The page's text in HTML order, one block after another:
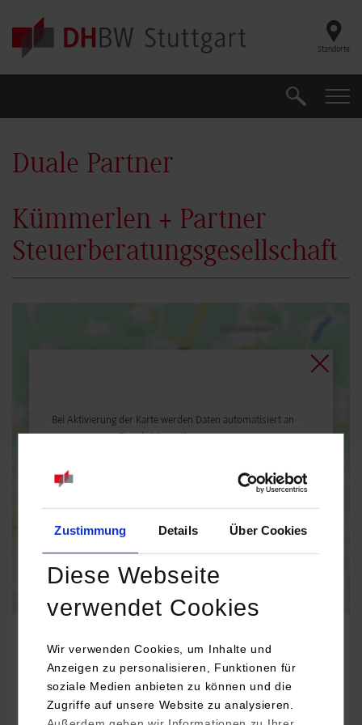
Zustimmung Details Über Cookies
Diese Webseite
verwendet Cookies
Wir verwenden Cookies, um Inhalte und
Anzeigen zu personalisieren, Funktionen für
soziale Medien anbieten zu können und die
Zugriffe auf unsere Website zu analysieren.
Skip to main content
Standorte
Suche
Duale Partner
Kümmerlen + Partner
Steuerberatungsgesellschaft
Bei Aktivierung der Karte werden Daten automatisiert an
Google Maps übertragen.
Einmalig aktivieren
RSW / Steuern- und Prüfungswesen